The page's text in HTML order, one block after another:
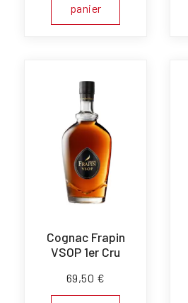
panier
Cognac Frapin
VSOP 1er Cru
69,50 €